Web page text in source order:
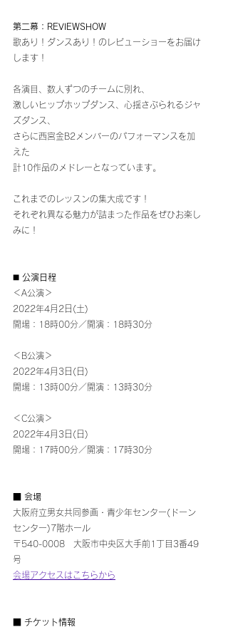
第二幕：REVIEWSHOW
歌あり！ダンスあり！のレビューショーをお届け
します！
各演目、数人ずつのチームに別れ、
激しいヒップホップダンス、心揺さぶられるジャ
ズダンス、
さらに西宮金B2メンバーのパフォーマンスを加
えた
計10作品のメドレーとなっています。
これまでのレッスンの集大成です！
それぞれ異なる魅力が詰まった作品をぜひお楽し
みに！
◼️ 公演日程
＜A公演＞
2022年4月2日(土)
開場：18時00分／開演：18時30分
＜B公演＞
2022年4月3日(日)
開場：13時00分／開演：13時30分
＜C公演＞
2022年4月3日(日)
開場：17時00分／開演：17時30分
■ 会場
大阪府立男女共同参画・青少年センター(ドーン
センター)7階ホール
〒540-0008　大阪市中央区大手前1丁目3番49
号
会場アクセスはこちらから
■ チケット情報